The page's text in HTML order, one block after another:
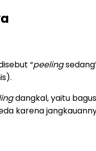
“peeling
dangkal, yaitu
karena